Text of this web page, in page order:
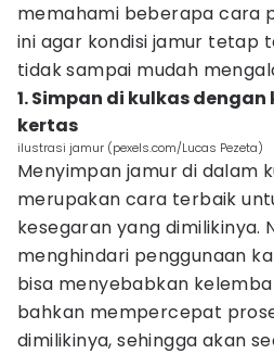
memahami beberapa cara
ini agar kondisi jamur tetap
tidak sampai mudah
1. Simpan di kulkas
kertas
ilustrasi jamur (pexels.com/Lucas Pezeta)
Menyimpan jamur di dalam
merupakan cara terbaik
kesegaran yang dimilikinya.
menghindari penggunaan
bisa menyebabkan
bahkan mempercepat
dimilikinya, sehingga akan